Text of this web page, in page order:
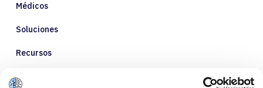
Médicos
Soluciones
Recursos
Sobre nosotros